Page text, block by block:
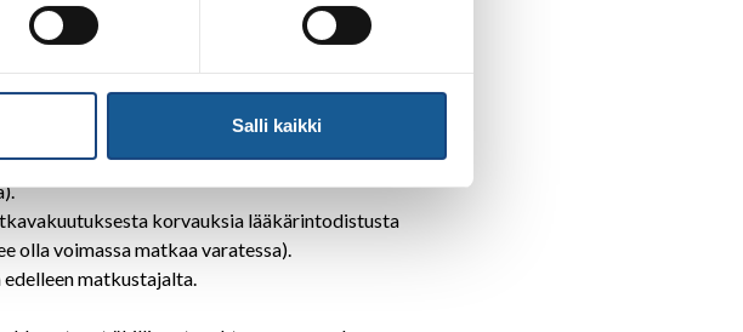
Salli kaikki
lisätään 20 euron toimistopalvelumaksu
Ilmoittautuminen on sitova.
saanut palautusta tai hyvitystä (esimerkiksi
korvauksia lääkärintodistusta
olla voimassa matkaa varatessa).
matkustajalta.